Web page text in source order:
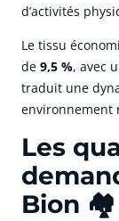
d’activités
Le tissu
de 9,5 %, avec
traduit une
environnement
Les
Bion 🏘️